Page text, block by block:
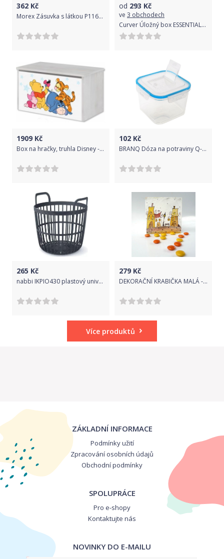
362 Kč
Morex Zásuvka s látkou P1164/M
od 293 Kč
ve 3 obchodech
Curver Úložný box ESSENTIALS 45 l s víkem fialový
1909 Kč
Box na hračky, truhla Disney - Medvídek PÚ Baby
102 Kč
BRANQ Dóza na potraviny Q-lock 1,6l - čtvercová
265 Kč
nabbi IKPIO430 plastový univerzální koš s úchyty 43 cm antracit
279 Kč
DEKORAČNÍ KRABIČKA MALÁ - BÍLÁ S DOMKY
Více produktů
ZÁKLADNÍ INFORMACE
Podmínky užití
Zpracování osobních údajů
Obchodní podmínky
SPOLUPRÁCE
Pro e-shopy
Kontaktujte nás
NOVINKY DO E-MAILU